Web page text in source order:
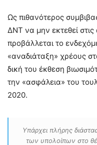
Ως πιθανότερος
ΔΝΤ να μην εκτεθεί
προβάλλεται το
«αναδιάταξη» χρέους
δική του έκθεση
την «ασφάλεια» του
2020.
Υπάρχει πλήρης
των υπολοίπων στο